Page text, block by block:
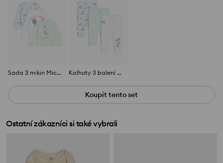
Sada 3 mikin Mickey Mouse Kalhoty 3 balení Mickey Mouse
Koupit tento set
Ostatní zákazníci si také vybrali